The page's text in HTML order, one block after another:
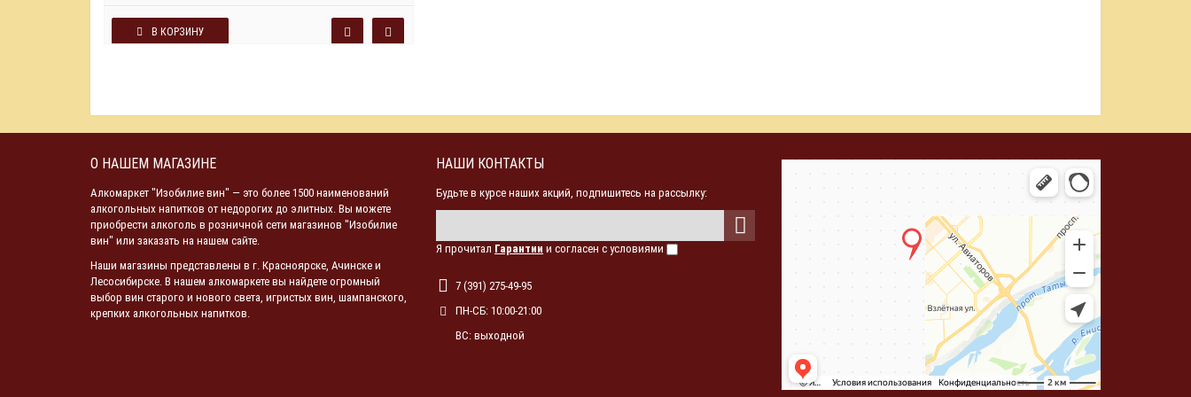
В КОРЗИНУ
О НАШЕМ МАГАЗИНЕ
Алкомаркет "Изобилие вин" — это более 1500 наименований
алкогольных напитков от недорогих до элитных. Вы можете
приобрести алкоголь в розничной сети магазинов "Изобилие
вин" или заказать на нашем сайте.
Наши магазины представлены в г. Красноярске, Ачинске и
Лесосибирске. В нашем алкомаркете вы найдете огромный
выбор вин старого и нового света, игристых вин, шампанского,
крепких алкогольных напитков.
НАШИ КОНТАКТЫ
Будьте в курсе наших акций, подпишитесь на рассылку:
Я прочитал Гарантии и согласен с условиями
7 (391) 275-49-95
ПН-СБ: 10:00-21:00
ВС: выходной